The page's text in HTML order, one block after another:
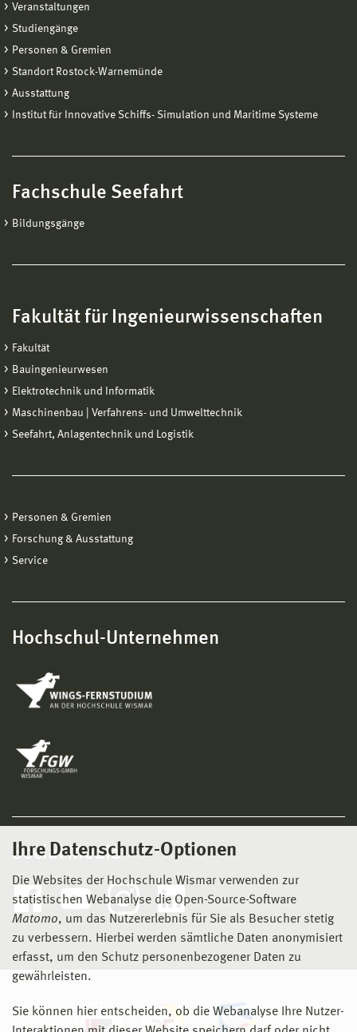
Ihre Datenschutz-Optionen
Die Websites der Hochschule Wismar verwenden zur
statistischen Webanalyse die Open-Source-Software
Matomo, um das Nutzererlebnis für Sie als Besucher stetig
zu verbessern. Hierbei werden sämtliche Daten anonymisiert
erfasst, um den Schutz personenbezogener Daten zu
gewährleisten.
Sie können hier entscheiden, ob die Webanalyse Ihre Nutzer-
Veranstaltungen
Studiengänge
Personen & Gremien
Standort Rostock-Warnemünde
Ausstattung
Institut für Innovative Schiffs- Simulation und Maritime Systeme
Fachschule Seefahrt
Bildungsgänge
Fakultät für Ingenieurwissenschaften
Fakultät
Bauingenieurwesen
Elektrotechnik und Informatik
Maschinenbau | Verfahrens- und Umwelttechnik
Seefahrt, Anlagentechnik und Logistik
Personen & Gremien
Forschung & Ausstattung
Service
Hochschul-Unternehmen
Social Media